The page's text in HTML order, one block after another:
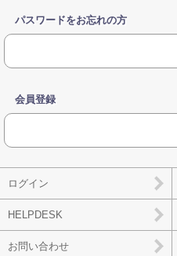
パスワードをお忘れの方
会員登録
ログイン
HELPDESK
お問い合わせ